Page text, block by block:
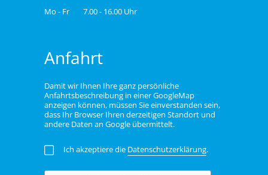
Mo - Fr 7.00 - 16.00 Uhr
Anfahrt
Damit wir Ihnen Ihre ganz persönliche
Anfahrtsbeschreibung in einer GoogleMap
anzeigen können, müssen Sie einverstanden sein,
dass Ihr Browser Ihren derzeitigen Standort und
andere Daten an Google übermittelt.
Ich akzeptiere die Datenschutzerklärung.